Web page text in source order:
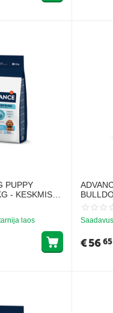
PUPPY
- KESKMISTE
laos
TÕUGU
€5665